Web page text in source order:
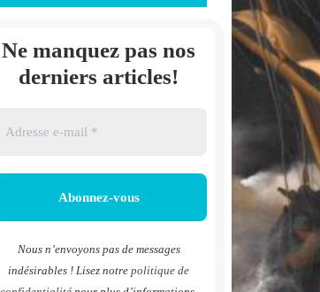
Ne manquez pas nos
derniers articles!
Nous n’envoyons pas de messages
indésirables ! Lisez notrepolitique de